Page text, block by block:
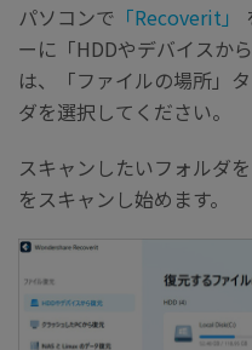
パソコンで 「Recoverit」
ーに「HDDやデバイスか
は、「ファイルの場所」
ダを選択してください。
スキャンしたいフォルダ
をスキャンし始めます。